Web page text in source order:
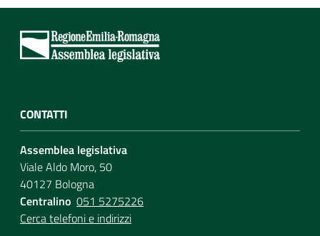
CONTATTI
Assemblea legislativa
Viale Aldo Moro, 50
40127 Bologna
Centralino 051 5275226
Cerca telefoni e indirizzi